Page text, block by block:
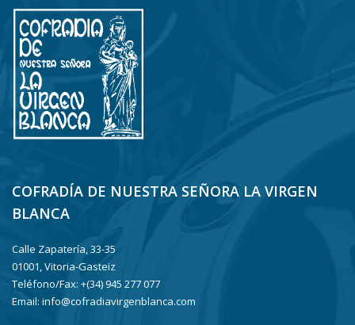
COFRADÍA DE NUESTRA SEÑORA LA VIRGEN
BLANCA
Calle Zapatería, 33-35
01001, Vitoria-Gasteiz
Teléfono/Fax: +(34) 945 277 077
Email: info@cofradiavirgenblanca.com